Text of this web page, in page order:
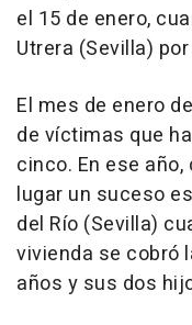
el 15 de enero,
Utrera (Sevilla)
El mes de enero
de víctimas que
cinco. En ese
lugar un suceso
del Río (Sevilla)
vivienda se cobró
años y sus dos